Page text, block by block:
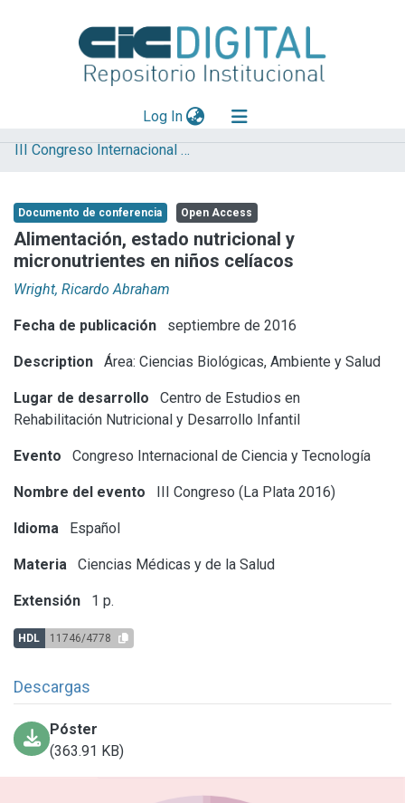
Log In(current)
Explorar
Aportar material
Statistics
III Congreso Internacional de Ciencia y Tecnología
Documento de conferencia Open Access
Alimentación, estado nutricional y
micronutrientes en niños celíacos
Wright, Ricardo Abraham
Fecha de publicación septiembre de 2016
Description Área: Ciencias Biológicas, Ambiente y Salud
Lugar de desarrollo
Centro de Estudios en
Rehabilitación Nutricional y Desarrollo Infantil
Evento Congreso Internacional de Ciencia y Tecnología
Nombre del evento III Congreso (La Plata 2016)
Idioma Español
Materia Ciencias Médicas y de la Salud
Extensión 1 p.
HDL 11746/4778
Descargas
Póster
(363.91 KB)